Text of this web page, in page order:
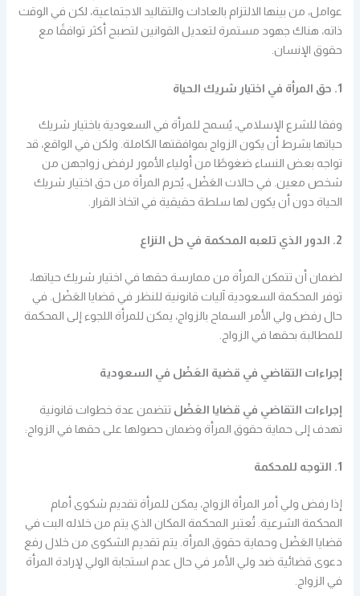
عوامل، من بينها الالتزام بالعادات والتقاليد الاجتماعية، لكن في الوقت
ذاته، هناك جهود مستمرة لتعديل القوانين لتصبح أكثر توافقًا مع
حقوق الإنسان.
1. حق المرأة في اختيار شريك الحياة
وفقا للشرع الإسلامي، يُسمح للمرأة في السعودية باختيار شريك
حياتها بشرط أن يكون الزواج بموافقتها الكاملة. ولكن في الواقع، قد
تواجه بعض النساء ضغوطًا من أولياء الأمور لرفض زواجهن من
شخص معين. في حالات العَضْل، يُحرم المرأة من حق اختيار شريك
الحياة دون أن يكون لها سلطة حقيقية في اتخاذ القرار.
2. الدور الذي تلعبه المحكمة في حل النزاع
لضمان أن تتمكن المرأة من ممارسة حقها في اختيار شريك حياتها،
توفر المحكمة السعودية آليات قانونية للنظر في قضايا العَضْل. في
حال رفض ولي الأمر السماح بالزواج، يمكن للمرأة اللجوء إلى المحكمة
للمطالبة بحقها في الزواج.
إجراءات التقاضي في قضية العَضْل في السعودية
إجراءات التقاضي في قضايا العَضْل تتضمن عدة خطوات قانونية
تهدف إلى حماية حقوق المرأة وضمان حصولها على حقها في الزواج:
1. التوجه للمحكمة
إذا رفض ولي أمر المرأة الزواج، يمكن للمرأة تقديم شكوى أمام
المحكمة الشرعية. تُعتبر المحكمة المكان الذي يتم من خلاله البت في
قضايا العَضْل وحماية حقوق المرأة. يتم تقديم الشكوى من خلال رفع
دعوى قضائية ضد ولي الأمر في حال عدم استجابة الولي لإرادة المرأة
في الزواج.